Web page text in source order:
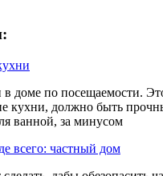
доме по посещаемости.
кухни, должно быть
ванной, за минусом
всего: частный дом